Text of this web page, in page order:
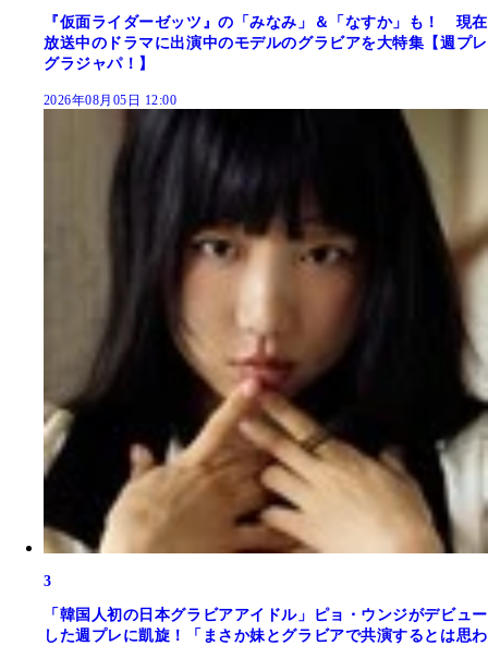
『仮面ライダーゼッツ』の「みなみ」＆「なすか」も！ 現在
放送中のドラマに出演中のモデルのグラビアを大特集【週プレ
グラジャパ！】
2026年08月05日 12:00
3
「韓国人初の日本グラビアアイドル」ピョ・ウンジがデビュー
した週プレに凱旋！「まさか妹とグラビアで共演するとは思わ